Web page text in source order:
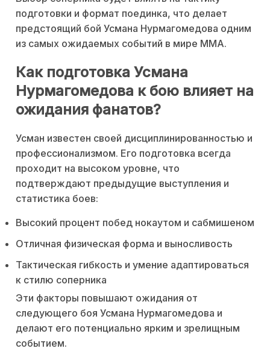
подготовки и формат поединка, что делает
предстоящий бой Усмана Нурмагомедова одним
из самых ожидаемых событий в мире ММА.
Как подготовка Усмана
Нурмагомедова к бою влияет на
ожидания фанатов?
Усман известен своей дисциплинированностью и
профессионализмом. Его подготовка всегда
проходит на высоком уровне, что
подтверждают предыдущие выступления и
статистика боев:
Высокий процент побед нокаутом и сабмишеном
Отличная физическая форма и выносливость
Тактическая гибкость и умение адаптироваться
к стилю соперника
Эти факторы повышают ожидания от
следующего боя Усмана Нурмагомедова и
делают его потенциально ярким и зрелищным
событием.